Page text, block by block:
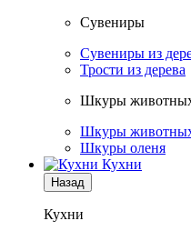
Сувениры
Сувениры из
Трости из дерева
Шкуры
Шкуры
Шкуры оленя
Кухни
Назад
Кухни